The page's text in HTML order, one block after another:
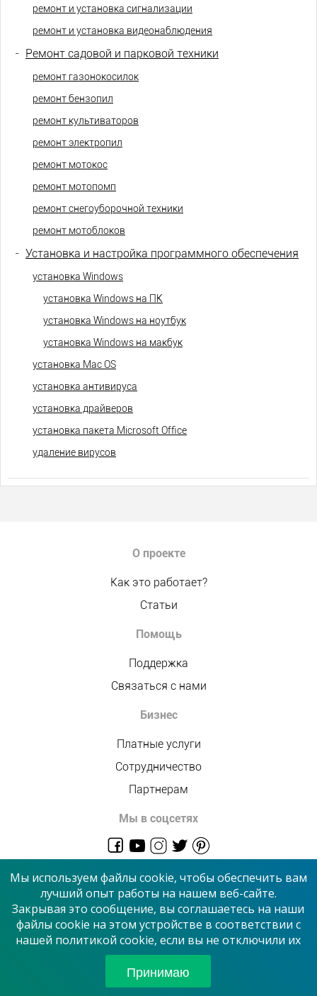
ремонт и установка сигнализации
ремонт и установка видеонаблюдения
- Ремонт садовой и парковой техники
ремонт газонокосилок
ремонт бензопил
ремонт культиваторов
ремонт электропил
ремонт мотокос
ремонт мотопомп
ремонт снегоуборочной техники
ремонт мотоблоков
- Установка и настройка программного обеспечения
установка Windows
установка Windows на ПК
установка Windows на ноутбук
установка Windows на макбук
установка Mac OS
установка антивируса
установка драйверов
установка пакета Microsoft Office
удаление вирусов
О проекте
Как это работает?
Статьи
Помощь
Поддержка
Связаться с нами
Бизнес
Платные услуги
Сотрудничество
Партнерам
Мы в соцсетях
© 2026 “Сервисный центр”
Принимаем к оплате
Мы используем файлы cookie, чтобы обеспечить вам
лучший опыт работы на нашем веб-сайте.
Закрывая это сообщение, вы соглашаетесь на наши
файлы cookie на этом устройстве в соответствии с
нашей политикой cookie, если вы не отключили их
Принимаю